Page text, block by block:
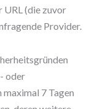
URL (die zuvor
Provider.
oder
7 Tagen